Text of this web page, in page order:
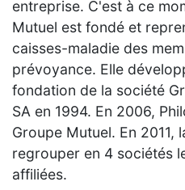
entreprise. C'est à ce
Mutuel est fondé et
caisses-maladie des
prévoyance. Elle
fondation de la société
SA en 1994. En 2006,
Groupe Mutuel. En 2011,
regrouper en 4 sociétés
affiliées.